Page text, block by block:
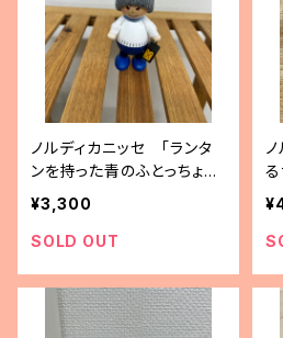
ノルディカニッセ 「ランタ
ンを持った青のふとっちょ男
の子」
¥3,300
SOLD OUT
る